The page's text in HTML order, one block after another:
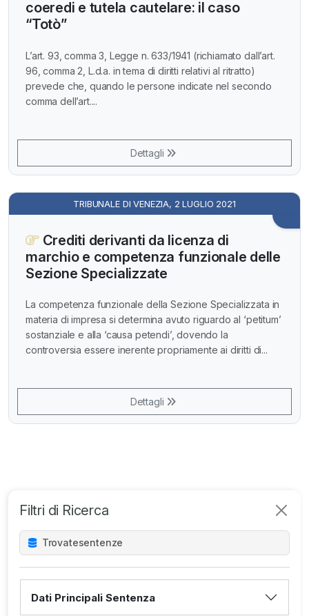
Filtri di Ricerca
Trovatesentenze
Dati Principali Sentenza
coeredi e tutela cautelare: il caso
“Totò”
L’art. 93, comma 3, Legge n. 633/1941 (richiamato dall’art.
96, comma 2, L.d.a. in tema di diritti relativi al ritratto)
prevede che, quando le persone indicate nel secondo
comma dell’art....
Dettagli
TRIBUNALE DI VENEZIA, 2 LUGLIO 2021
Crediti derivanti da licenza di
marchio e competenza funzionale delle
Sezione Specializzate
La competenza funzionale della Sezione Specializzata in
materia di impresa si determina avuto riguardo al ‘petitum’
sostanziale e alla ‘causa petendi’, dovendo la
controversia essere inerente propriamente ai diritti di...
Dettagli